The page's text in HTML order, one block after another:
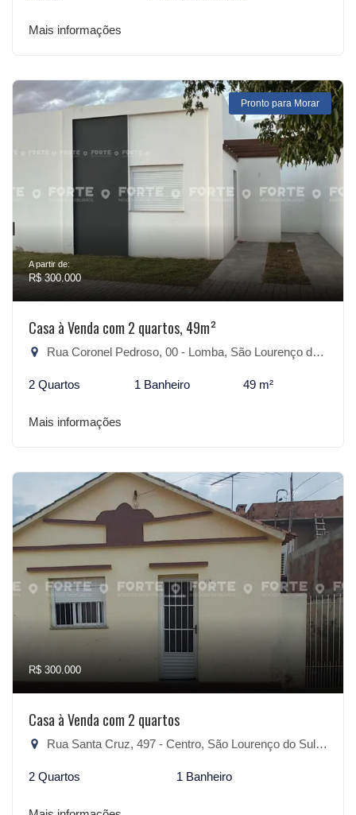
Mais informações
Pronto para Morar
A partir de:
R$ 300.000
Casa à Venda com 2 quartos, 49m²
Rua Coronel Pedroso, 00 - Lomba, São Lourenço do Sul-RS
2 Quartos 1 Banheiro 49 m²
Mais informações
R$ 300.000
Casa à Venda com 2 quartos
Rua Santa Cruz, 497 - Centro, São Lourenço do Sul-RS
2 Quartos 1 Banheiro